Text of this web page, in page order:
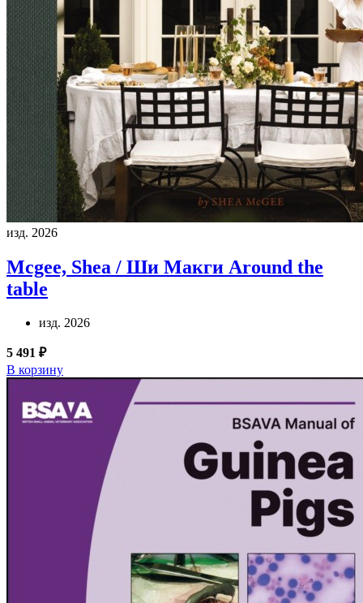
изд. 2026
Mcgee, Shea / Ши Макги Around the
table
изд. 2026
5 491 ₽
В корзину